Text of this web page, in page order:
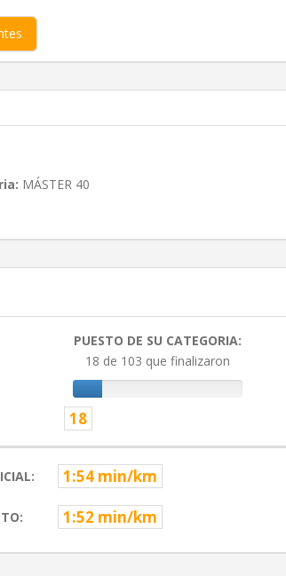
MÁSTER 40
PUESTO DE SU CATEGORIA:
18 de 103 que finalizaron
18
1:54 min/km
1:52 min/km